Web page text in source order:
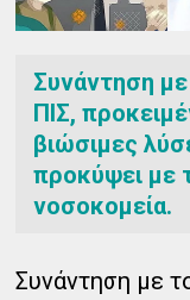
Συνάντηση
ΠΙΣ,
βιώσιμες
προκύψει με
νοσοκομεία.
Συνάντηση με